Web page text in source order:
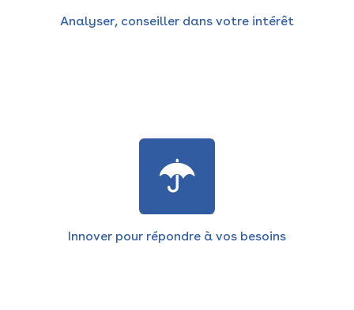
Analyser, conseiller dans votre intérêt
Innover pour répondre à vos besoins